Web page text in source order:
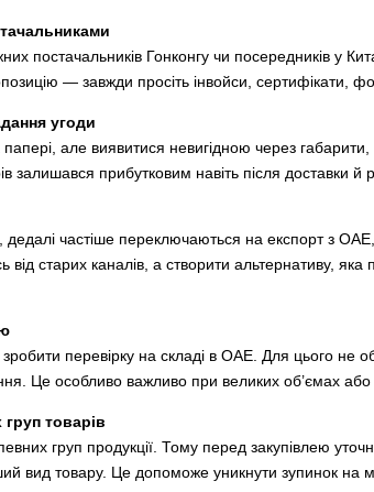
постачальників Гонконгу чи посередників у
— завжди просіть інвойси, сертифікати,
угоди
але виявитися невигідною через
залишався прибутковим навіть після доставки й
дедалі частіше переключаються на експорт з
старих каналів, а створити альтернативу,
перевірку на складі в ОАЕ. Для цього не
Це особливо важливо при великих об’ємах
товарів
груп продукції. Тому перед закупівлею
вид товару. Це допоможе уникнути зупинок на